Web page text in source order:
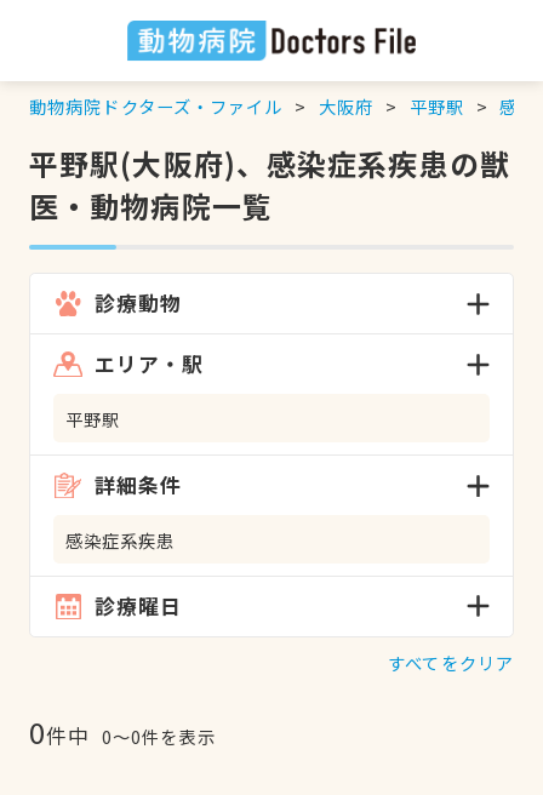
動物病院ドクターズ・ファイル 大阪府 平野駅 感染
平野駅(大阪府)、感染症系疾患の獣
医・動物病院一覧
診療動物
エリア・駅
平野駅
詳細条件
感染症系疾患
診療曜日
すべてをクリア
0件中 0〜0件を表示